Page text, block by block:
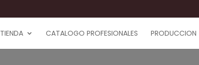
TIENDA CATALOGO PROFESIONALES PRODUCCION